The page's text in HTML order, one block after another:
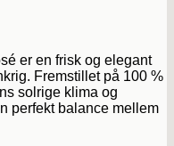
er en frisk og elegant
Fremstillet på 100 %
solrige klima og
perfekt balance mellem